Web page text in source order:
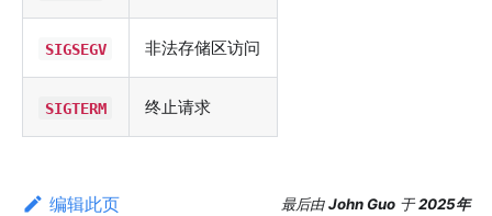
SIGSEGV 非法存储区访问
SIGTERM 终止请求
编辑此页 最后由John Guo 于2025年